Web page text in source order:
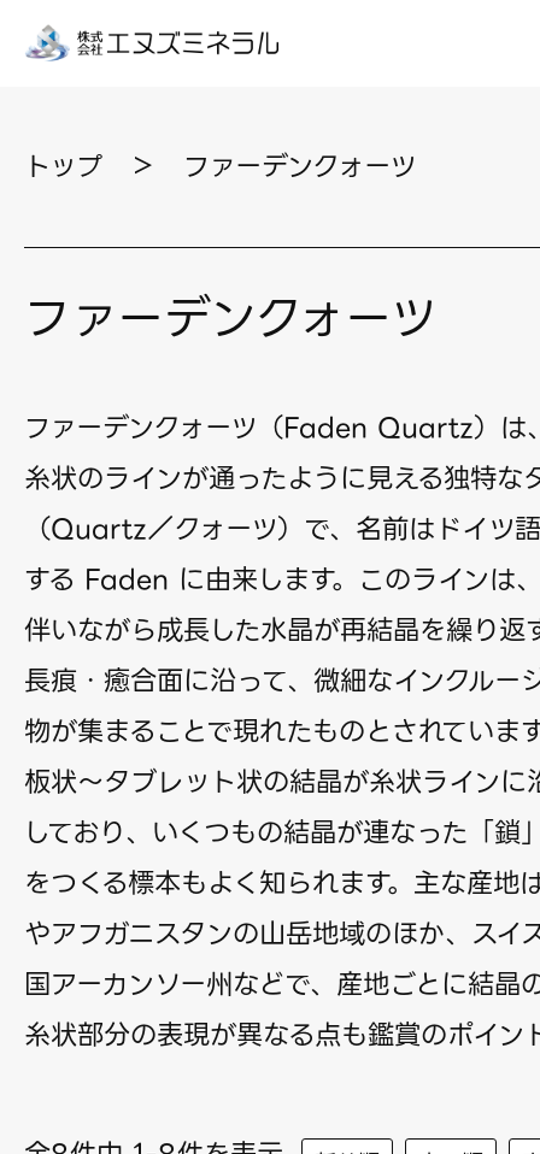
トップ ＞ ファーデンクォーツ
ファーデンクォーツ
ファーデンクォーツ（Faden Quartz）は
糸状のラインが通ったように見える独特な
（Quartz／クォーツ）で、名前はドイツ
する Faden に由来します。このラインは
伴いながら成長した水晶が再結晶を繰り返
長痕・癒合面に沿って、微細なインクルー
物が集まることで現れたものとされていま
板状〜タブレット状の結晶が糸状ラインに
しており、いくつもの結晶が連なった「鎖
をつくる標本もよく知られます。主な産地
やアフガニスタンの山岳地域のほか、スイ
国アーカンソー州などで、産地ごとに結晶
糸状部分の表現が異なる点も鑑賞のポイン